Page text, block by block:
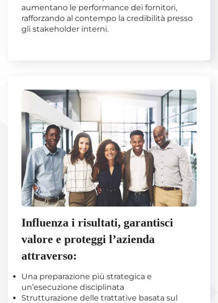
aumentano le performance dei fornitori,
rafforzando al contempo la credibilità presso
gli stakeholder interni.
Influenza i risultati, garantisci
valore e proteggi l’azienda
attraverso:
Una preparazione più strategica e
un’esecuzione disciplinata
Strutturazione delle trattative basata sul